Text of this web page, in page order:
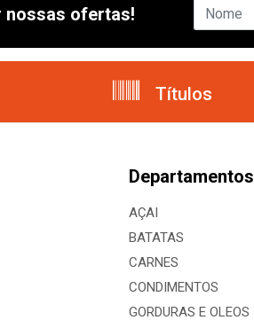
nossas ofertas!
Títulos
Departamentos
AÇAI
BATATAS
CARNES
CONDIMENTOS
GORDURAS E OLEOS